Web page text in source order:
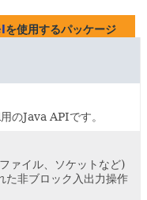
を使用するパッケージ
Java APIです。
ァイル、ソケットなど)
た非ブロック入出力操作